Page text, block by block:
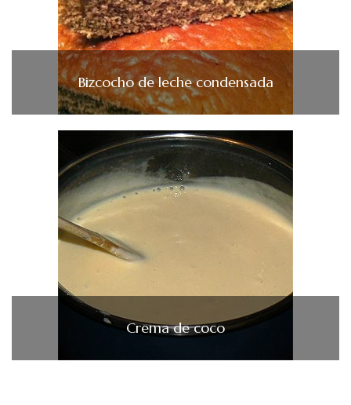
Bizcocho de leche condensada
Crema de coco